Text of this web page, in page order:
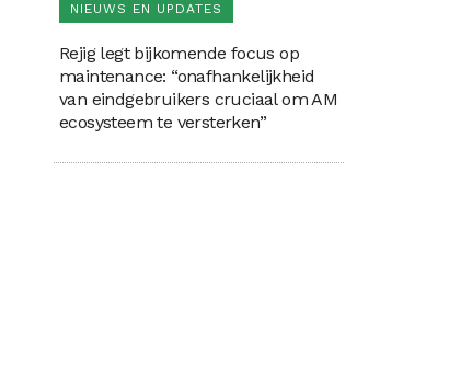
NIEUWS EN UPDATES
Rejig legt bijkomende focus op
maintenance: “onafhankelijkheid
van eindgebruikers cruciaal om AM
ecosysteem te versterken”